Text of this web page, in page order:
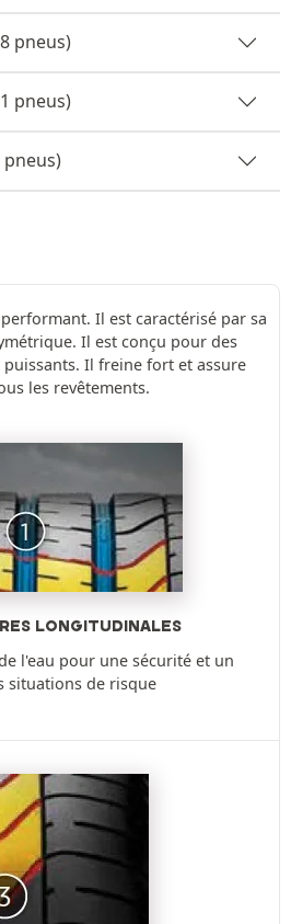
pneus)
pneus)
pneus)
Il est caractérisé par sa
Il est conçu pour des
Il freine fort et assure
les revêtements.
LONGITUDINALES
l'eau pour une sécurité et un
situations de risque